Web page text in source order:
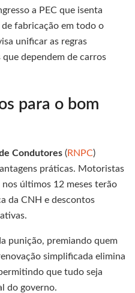
a PEC que isenta
fabricação em todo o
unificar as regras
dependem de carros
para o bom
Condutores (RNPC)
práticas. Motoristas
últimos 12 meses terão
da CNH e descontos
punição, premiando quem
simplificada elimina
que tudo seja
do governo.